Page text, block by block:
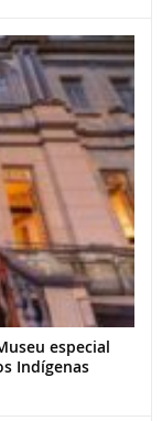
especial
Indígenas